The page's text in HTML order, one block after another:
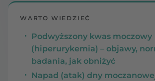
WARTO WIEDZIEĆ
Podwyższony kwas moczowy
(hiperurykemia) – objawy,
badania, jak obniżyć
Napad (atak) dny